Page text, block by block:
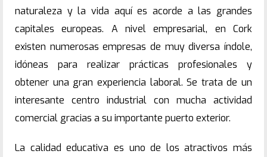
naturaleza y la vida aquí es acorde a las grandes
capitales europeas. A nivel empresarial, en Cork
existen numerosas empresas de muy diversa índole,
idóneas para realizar prácticas profesionales y
obtener una gran experiencia laboral. Se trata de un
interesante centro industrial con mucha actividad
comercial gracias a su importante puerto exterior.
La calidad educativa es uno de los atractivos más